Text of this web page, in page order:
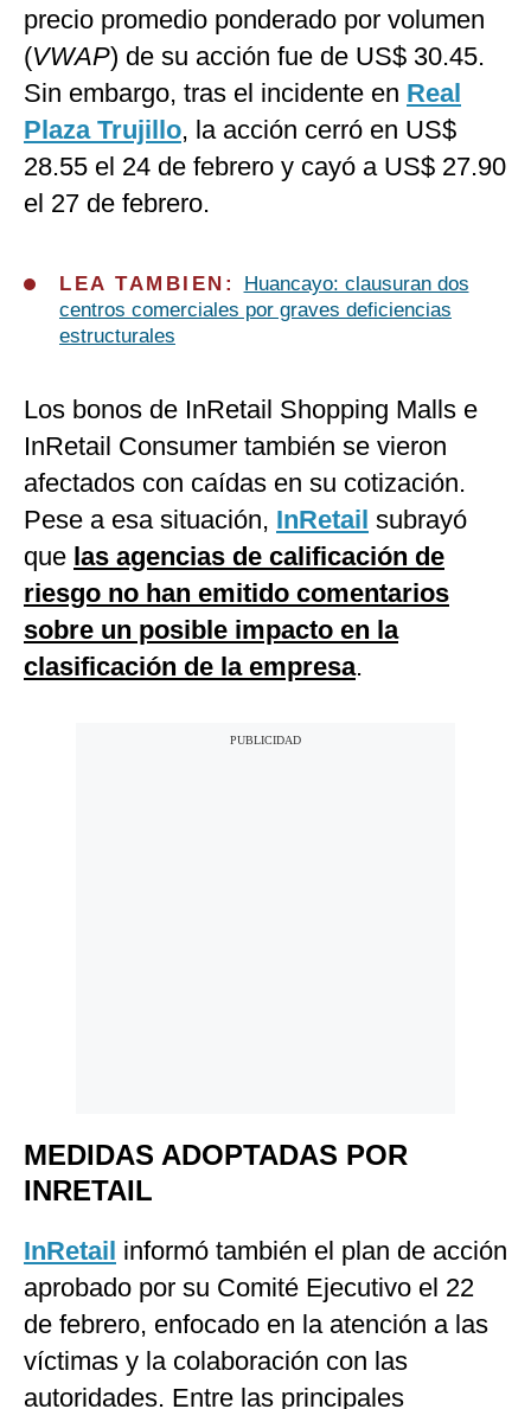
precio promedio ponderado por volumen
(VWAP) de su acción fue de US$ 30.45.
Sin embargo, tras el incidente en Real
Plaza Trujillo, la acción cerró en US$
28.55 el 24 de febrero y cayó a US$ 27.90
el 27 de febrero.
LEA TAMBIEN:
Huancayo: clausuran dos
centros comerciales por graves deficiencias
estructurales
Los bonos de InRetail Shopping Malls e
InRetail Consumer también se vieron
afectados con caídas en su cotización.
Pese a esa situación, InRetail subrayó
que las agencias de calificación de
riesgo no han emitido comentarios
sobre un posible impacto en la
clasificación de la empresa.
MEDIDAS ADOPTADAS POR
INRETAIL
InRetail informó también el plan de acción
aprobado por su Comité Ejecutivo el 22
de febrero, enfocado en la atención a las
víctimas y la colaboración con las
autoridades. Entre las principales